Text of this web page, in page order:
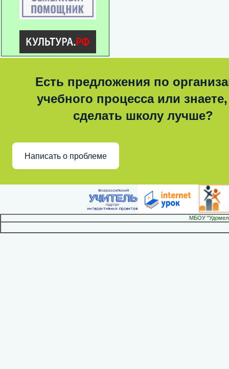
Есть предложения по
учебного процесса или знаете,
сделать школу лучше?
Написать о проблеме
МБОУ